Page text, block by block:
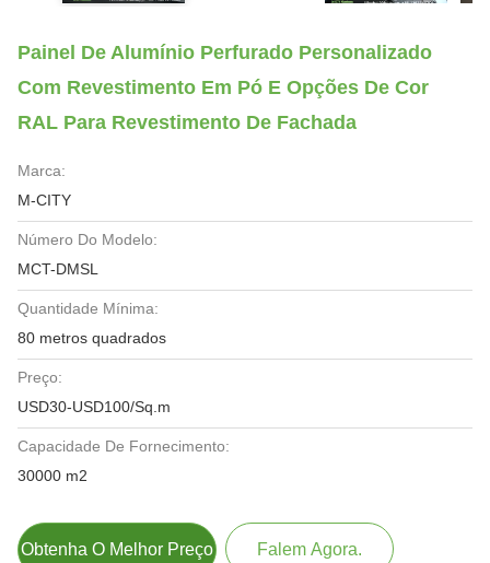
Painel De Alumínio Perfurado Personalizado
Com Revestimento Em Pó E Opções De Cor
RAL Para Revestimento De Fachada
Marca:
M-CITY
Número Do Modelo:
MCT-DMSL
Quantidade Mínima:
80 metros quadrados
Preço:
USD30-USD100/Sq.m
Capacidade De Fornecimento:
30000 m2
Obtenha O Melhor Preço Falem Agora.